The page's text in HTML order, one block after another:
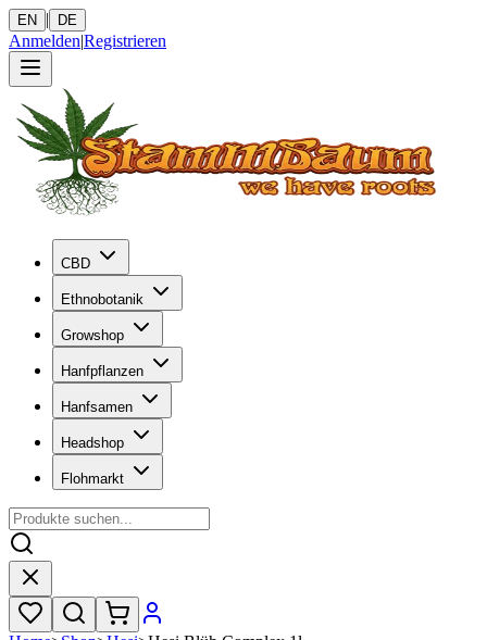
EN | DE
Anmelden|Registrieren
CBD
Ethnobotanik
Growshop
Hanfpflanzen
Hanfsamen
Headshop
Flohmarkt